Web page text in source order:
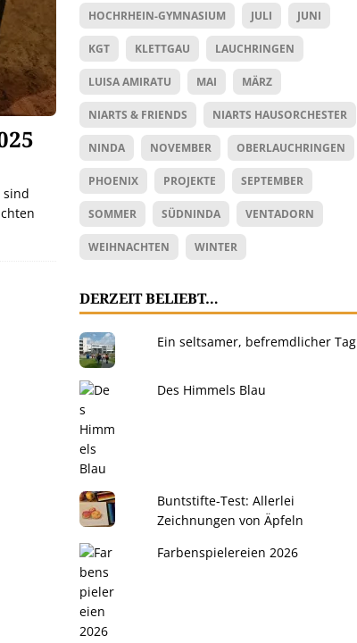
sind
HOCHRHEIN-GYMNASIUM JULI JUNI
KGT KLETTGAU LAUCHRINGEN
LUISA AMIRATU MAI MÄRZ
NIARTS & FRIENDS NIARTS HAUSORCHESTER
NINDA NOVEMBER OBERLAUCHRINGEN
PHOENIX PROJEKTE SEPTEMBER
SOMMER SÜDNINDA VENTADORN
WEIHNACHTEN WINTER
DERZEIT BELIEBT…
Ein seltsamer, befremdlicher Tag
Des Himmels Blau
Buntstifte-Test: Allerlei
Zeichnungen von Äpfeln
Farbenspielereien 2026